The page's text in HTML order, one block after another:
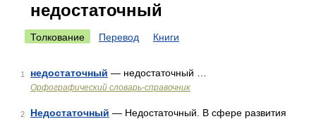
недостаточный
Толкование Перевод Книги
1 недостаточный — недостаточный …
Орфографический словарь-справочник
2 Недостаточный — Недостаточный. В сфере развития